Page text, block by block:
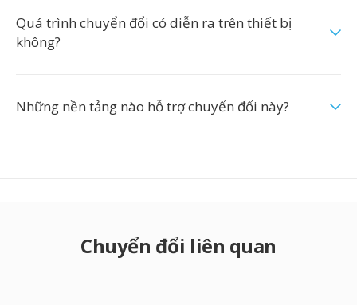
Quá trình chuyển đổi có diễn ra trên thiết bị
không?
Những nền tảng nào hỗ trợ chuyển đổi này?
Chuyển đổi liên quan